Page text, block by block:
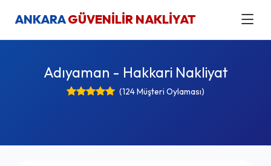
ANKARAGÜVENİLİR NAKLİYAT
Adıyaman - Hakkari Nakliyat
(124 Müşteri Oylaması)